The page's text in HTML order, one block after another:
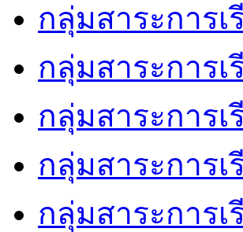
กลุ่มสาระการ
กลุ่มสาระการ
กลุ่มสาระการ
กลุ่มสาระการ
กลุ่มสาระการ